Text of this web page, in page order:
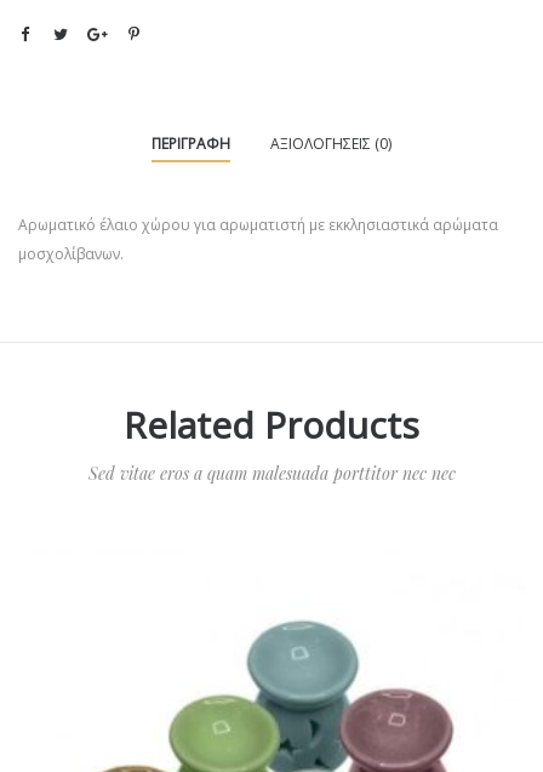
ΠΕΡΙΓΡΑΦΉ ΑΞΙΟΛΟΓΉΣΕΙΣ (0)
Αρωματικό έλαιο χώρου για αρωματιστή με εκκλησιαστικά αρώματα
μοσχολίβανων.
Related Products
Sed vitae eros a quam malesuada porttitor nec nec